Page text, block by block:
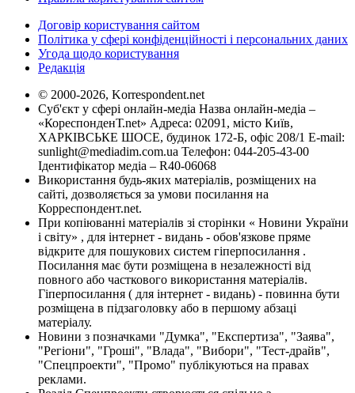
Договір користування сайтом
Політика у сфері конфіденційності і персональних даних
Угода щодо користування
Редакція
© 2000-2026, Korrespondent.net
Суб'єкт у сфері онлайн-медіа Назва онлайн-медіа –
«КореспонденТ.net» Адреса: 02091, місто Київ,
ХАРКІВСЬКЕ ШОСЕ, будинок 172-Б, офіс 208/1 E-mail:
sunlight@mediadim.com.ua Телефон: 044-205-43-00
Ідентифікатор медіа – R40-06068
Використання будь-яких матеріалів, розміщених на
сайті, дозволяється за умови посилання на
Корреспондент.net.
При копіюванні матеріалів зі сторінки « Новини України
і світу» , для інтернет - видань - обов'язкове пряме
відкрите для пошукових систем гіперпосилання .
Посилання має бути розміщена в незалежності від
повного або часткового використання матеріалів.
Гіперпосилання ( для інтернет - видань) - повинна бути
розміщена в підзаголовку або в першому абзаці
матеріалу.
Новини з позначками "Думка", "Експертиза", "Заява",
"Регіони", "Гроші", "Влада", "Вибори", "Тест-драйв",
"Спецпроекти", "Промо" публікуються на правах
реклами.